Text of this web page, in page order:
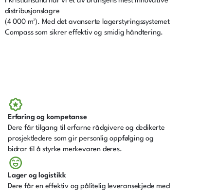
distribusjonslagre
(4 000 m²). Med det avanserte lagerstyringssystemet
Compass som sikrer effektiv og smidig håndtering.
Erfaring og kompetanse
Dere får tilgang til erfarne rådgivere og dedikerte
prosjektledere som gir personlig oppfølging og
bidrar til å styrke merkevaren deres.
Lager og logistikk
Dere får en effektiv og pålitelig leveransekjede med